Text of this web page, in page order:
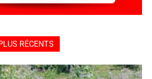
RÉCENTS